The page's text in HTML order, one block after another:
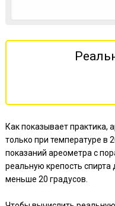
Как показывает практика,
только при температуре в
показаний ареометра с
реальную крепость
меньше 20 градусов.